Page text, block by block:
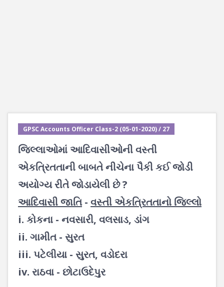
GPSC Accounts Officer Class-2 (05-01-2020) / 27
જિલ્લાઓમાં આદિવાસીઓની વસ્તી
એકત્રિતતાની બાબતે નીચેના પૈકી કઈ જોડી
અયોગ્ય રીતે જોડાયેલી છે ?
આદિવાસી જાતિ- વસ્તી એકત્રિતતાનો જિલ્લો
i. કોકના - નવસારી, વલસાડ, ડાંગ
ii. ગામીત - સુરત
iii. પટેલીયા - સુરત, વડોદરા
iv. રાઠવા - છોટાઉદેપુર